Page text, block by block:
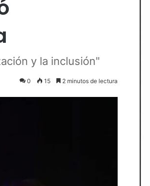
y la inclusión"
0 15 2 minutos de lectura